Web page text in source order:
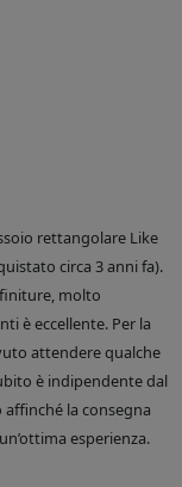
rettangolare Like
circa 3 anni fa).
molto
è eccellente. Per la
attendere qualche
è indipendente dal
la consegna
esperienza.